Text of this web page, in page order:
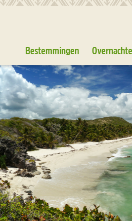
Bestemmingen